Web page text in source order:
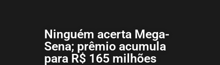
Ninguém acerta Mega-
Sena; prêmio acumula
para R$ 165 milhões